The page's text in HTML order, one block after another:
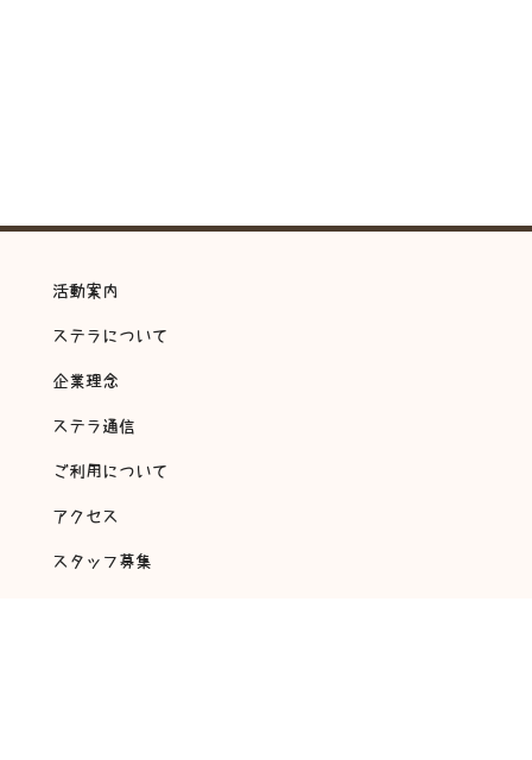
活動案内
ステラについて
企業理念
ステラ通信
ご利用について
アクセス
スタッフ募集